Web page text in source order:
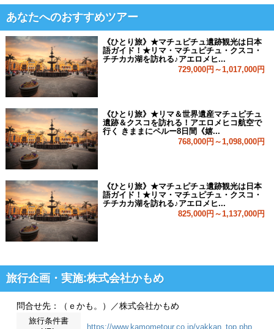
あなたへのおすすめツアー
《ひとり旅》★マチュピチュ遺跡観光は日本
語ガイド！★リマ・マチュピチュ・クスコ・
チチカカ湖を訪れる♪アエロメヒ...
729,000円～1,017,000円
《ひとり旅》★リマ＆世界遺産マチュピチュ
遺跡＆クスコを訪れる！アエロメヒコ航空で
行く きままにペルー8日間《嬉...
768,000円～1,098,000円
《ひとり旅》★マチュピチュ遺跡観光は日本
語ガイド！★リマ・マチュピチュ・クスコ・
チチカカ湖を訪れる♪アエロメヒ...
825,000円～1,137,000円
旅行企画・実施:株式会社かもめ
問合せ先：（ｅかも。）／株式会社かもめ
旅行条件書
https://www.kamometour.co.jp/yakkan_top.php